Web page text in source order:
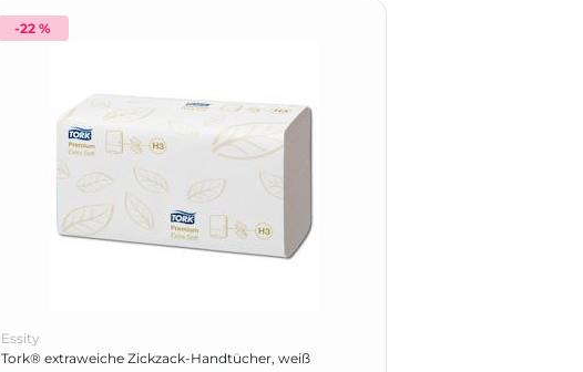
-22 %
Essity
Tork® extraweiche Zickzack-Handtücher, weiß